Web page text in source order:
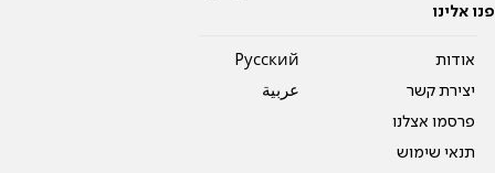
פנו אלינו
אודות
יצירת קשר
פרסמו אצלנו
תנאי שימוש
Pусский
عربية